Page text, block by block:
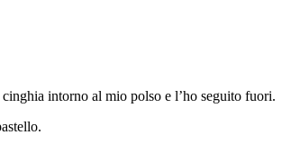
intorno al mio polso e l’ho seguito fuori.